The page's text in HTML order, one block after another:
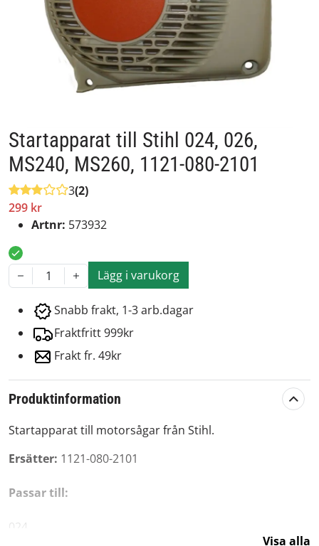
Startapparat till Stihl 024, 026,
MS240, MS260, 1121-080-2101
3(2)
299 kr
Artnr: 573932
1 Lägg i varukorg
Snabb frakt, 1-3 arb.dagar
Fraktfritt 999kr
Frakt fr. 49kr
Produktinformation
Startapparat till motorsågar från Stihl.
Ersätter: 1121-080-2101
Passar till:
024
Visa alla